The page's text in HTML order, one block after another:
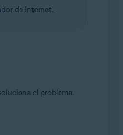
de Internet.
el problema.